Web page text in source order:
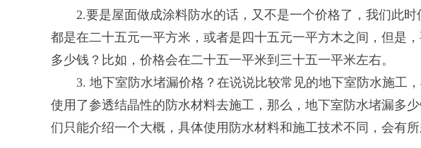
2.要是屋面做成涂料防水的话，又不是一个价格了，我们此时
都是在二十五元一平方米，或者是四十五元一平方木之间，但是
多少钱？比如，价格会在二十五一平米到三十五一平米左右。
3. 地下室防水堵漏价格？在说说比较常见的地下室防水施工，
使用了参透结晶性的防水材料去施工，那么，地下室防水堵漏多
们只能介绍一个大概，具体使用防水材料和施工技术不同，会有